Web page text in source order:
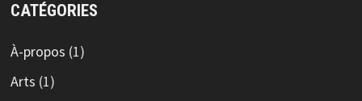
CATÉGORIES
À-propos (1)
Arts (1)